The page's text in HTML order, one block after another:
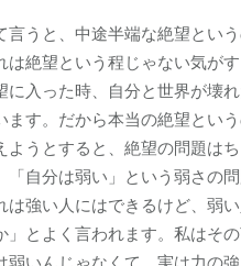
言うと、中途半端な絶望とい
は絶望という程じゃない気が
に入った時、自分と世界が壊
ます。だから本当の絶望とい
うとすると、絶望の問題はち
「自分は弱い」という弱さの
は強い人にはできるけど、弱
」とよく言われます。私はそ
いんじゃなくて、実は力の